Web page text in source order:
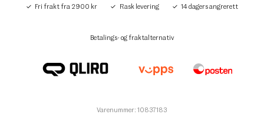
Fri frakt fra 2900 kr Rask levering 14 dagers angrerett
Betalings- og fraktalternativ
Varenummer: 10837183